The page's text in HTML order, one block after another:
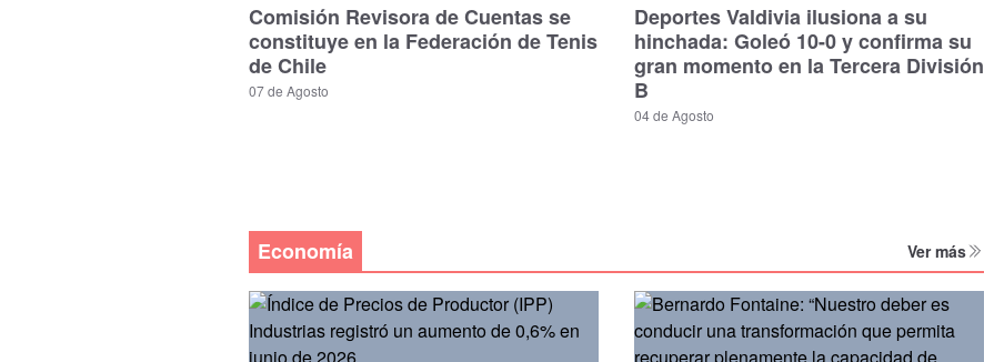
Comisión Revisora de Cuentas se
constituye en la Federación de Tenis
de Chile
07 de Agosto
Deportes Valdivia ilusiona a su
hinchada: Goleó 10-0 y confirma su
gran momento en la Tercera División
B
04 de Agosto
Economía Ver más